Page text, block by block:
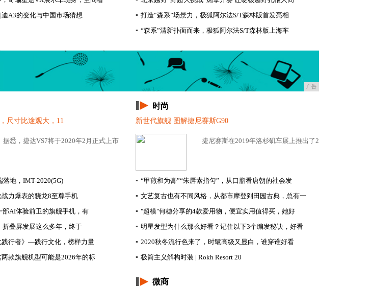
A3的变化与中国市场猜想
▪ 打造“森系”场景力，极狐阿尔法S/T森林版首发亮相
▪ “森系”清新扑面而来，极狐阿尔法S/T森林版上海车
广告
道怎么样的汽车才...
尺寸比途观大，11
据悉，捷达VS7将于2020年2月正式上市，在上市之前，我们一起来看看实车吧。新...
落地，IMT-2020(5G)
力爆表的骁龙8至尊手机
部AI体验前卫的旗舰手机，有
折叠屏发展这么多年，终于
践行者》—践行文化，榜样力量
款旗舰机型可能是2026年的标
时尚
新世代旗舰 图解捷尼赛斯G90
捷尼赛斯在2019年洛杉矶车展上推出了2020款捷尼赛斯
▪ “甲煎和为膏”“朱唇素指匀”，从口脂看唐朝的社会发
▪ 文艺复古也有不同风格，从都市摩登到田园古典，总有一
▪ "超模"何穗分享的4款爱用物，便宜实用值得买，她好
▪ 明星发型为什么那么好看？记住以下3个编发秘诀，好看
▪ 2020秋冬流行色来了，时髦高级又显白，谁穿谁好看
▪ 极简主义解构时装 | Rokh Resort 20
微商